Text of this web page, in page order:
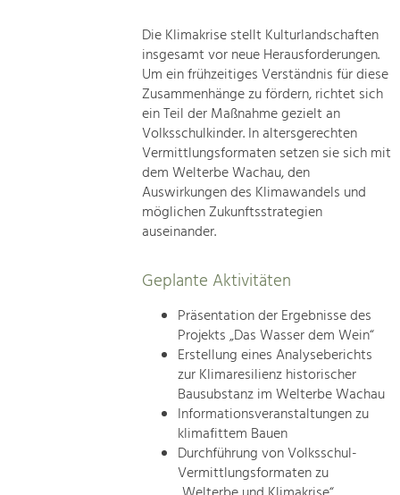
Die Klimakrise stellt Kulturlandschaften
insgesamt vor neue Herausforderungen.
Um ein frühzeitiges Verständnis für diese
Zusammenhänge zu fördern, richtet sich
ein Teil der Maßnahme gezielt an
Volksschulkinder. In altersgerechten
Vermittlungsformaten setzen sie sich mit
dem Welterbe Wachau, den
Auswirkungen des Klimawandels und
möglichen Zukunftsstrategien
auseinander.
Geplante Aktivitäten
Präsentation der Ergebnisse des
Projekts „Das Wasser dem Wein“
Erstellung eines Analyseberichts
zur Klimaresilienz historischer
Bausubstanz im Welterbe Wachau
Informationsveranstaltungen zu
klimafittem Bauen
Durchführung von Volksschul-
Vermittlungsformaten zu